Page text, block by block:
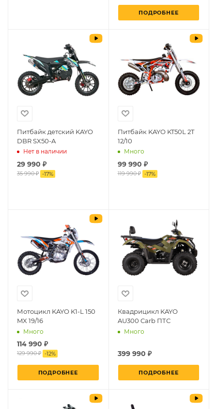
ПОДРОБНЕЕ
Питбайк детский KAYO
DBR SX50-A
Нет в наличии
29 990 ₽
35 990 ₽ -17%
Питбайк KAYO KT50L 2T
12/10
Много
99 990 ₽
119 990 ₽ -17%
Мотоцикл KAYO K1-L 150
MX 19/16
Много
114 990 ₽
129 990 ₽ -12%
ПОДРОБНЕЕ
Квадрицикл KAYO
AU300 Carb ПТС
Много
399 990 ₽
ПОДРОБНЕЕ